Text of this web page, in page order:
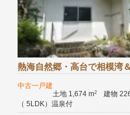
熱海自然郷・高台で相模湾
中古一戸建
土地 1,674 m2 建物
（ 5LDK）温泉付